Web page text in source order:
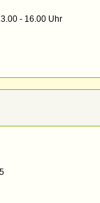
- 16.00 Uhr